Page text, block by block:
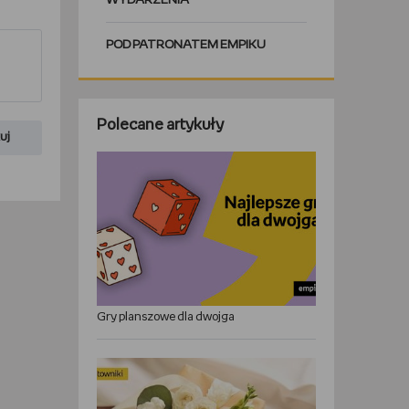
POD PATRONATEM EMPIKU
Polecane artykuły
Gry planszowe dla dwojga